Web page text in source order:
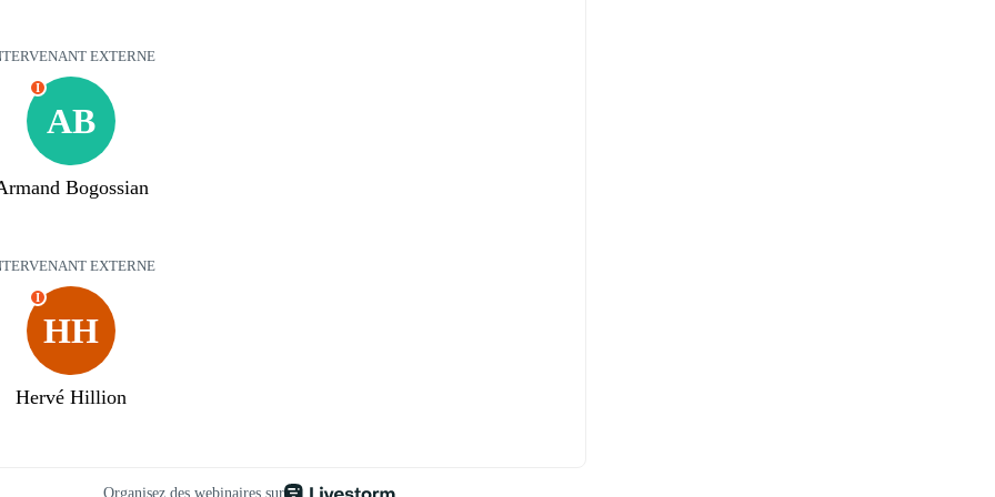
EXTERNE
AB
I
Bogossian
EXTERNE
HH
I
Hervé Hillion
Organisez des webinaires sur